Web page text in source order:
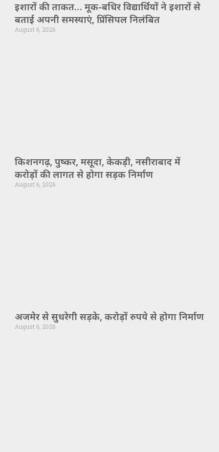
इशारों की ताकत… मूक-बधिर विद्यार्थियों ने इशारों से
बताई अपनी समस्याएं, प्रिंसिपल निलंबित
August 6, 2026
किशनगढ़, पुष्कर, मसूदा, केकड़ी, नसीराबाद में
करोड़ों की लागत से होगा सड़क निर्माण
August 6, 2026
अजमेर से सुधरेगी सड़के, करोड़ों रुपये से होगा निर्माण
August 6, 2026